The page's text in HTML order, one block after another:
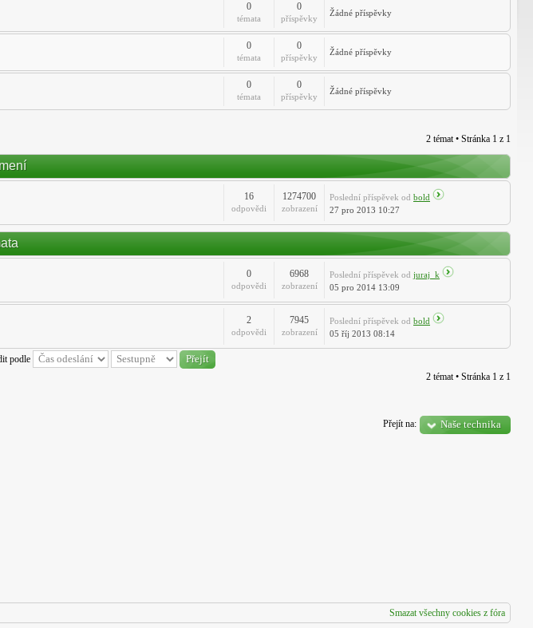
0
témata
0
příspěvky
Žádné příspěvky
0
témata
0
příspěvky
Žádné příspěvky
0
témata
0
příspěvky
Žádné příspěvky
2 témat • Stránka 1 z 1
16
odpovědi
1274700
zobrazení
Poslední příspěvek od bold
27 pro 2013 10:27
0
odpovědi
6968
zobrazení
Poslední příspěvek od juraj_k
05 pro 2014 13:09
2
odpovědi
7945
zobrazení
Poslední příspěvek od bold
05 říj 2013 08:14
podle
2 témat • Stránka 1 z 1
Přejít na:
Naše technika
Smazat všechny cookies z fóra